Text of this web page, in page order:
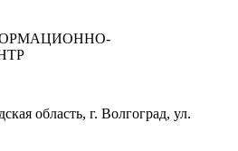
область, г. Волгоград, ул.